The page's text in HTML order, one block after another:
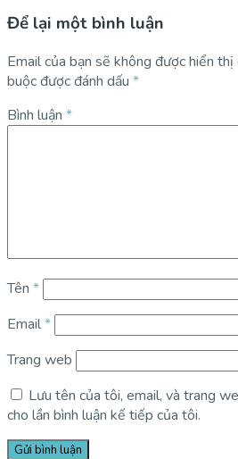
Để lại một bình luận
Email của bạn sẽ không được hiển thị
buộc được đánh dấu *
Bình luận *
Tên *
Email*
Trang web
Lưu tên của tôi, email, và trang
cho lần bình luận kế tiếp của tôi.